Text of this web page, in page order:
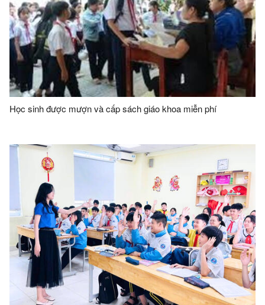
Học sinh được mượn và cấp sách giáo khoa miễn phí